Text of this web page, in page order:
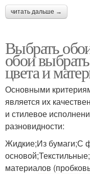
читать дальше →
Выбрать
обои
цвета и
Основными
является их
и стилевое
разновидности:
Жидкие;Из бумаги;С
материалов